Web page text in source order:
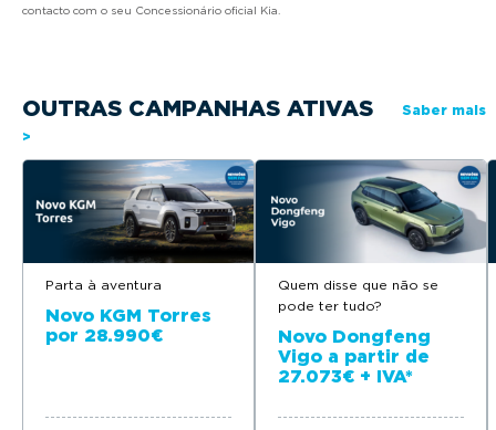
contacto com o seu Concessionário oficial Kia.
OUTRAS CAMPANHAS ATIVAS
Saber mais
>
Parta à aventura
Novo KGM Torres
por 28.990€
Quem disse que não se
pode ter tudo?
Novo Dongfeng
Vigo a partir de
27.073€ + IVA*